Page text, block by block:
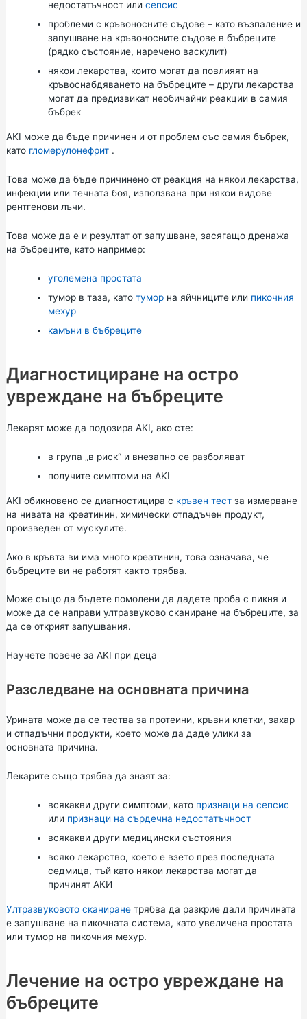
недостатъчност или сепсис
проблеми с кръвоносните съдове – като възпаление и
запушване на кръвоносните съдове в бъбреците
(рядко състояние, наречено васкулит)
някои лекарства, които могат да повлияят на
кръвоснабдяването на бъбреците – други лекарства
могат да предизвикат необичайни реакции в самия
бъбрек
AKI може да бъде причинен и от проблем със самия бъбрек,
като гломерулонефрит.
Това може да бъде причинено от реакция на някои лекарства,
инфекции или течната боя, използвана при някои видове
рентгенови лъчи.
Това може да е и резултат от запушване, засягащо дренажа
на бъбреците, като например:
уголемена простата
тумор в таза, като туморна яйчниците или пикочния
мехур
камъни в бъбреците
Диагностициране на остро
увреждане на бъбреците
Лекарят може да подозира AKI, ако сте:
в група „в риск“ и внезапно се разболяват
получите симптоми на AKI
AKI обикновено се диагностицира с кръвен тестза измерване
на нивата на креатинин, химически отпадъчен продукт,
произведен от мускулите.
Ако в кръвта ви има много креатинин, това означава, че
бъбреците ви не работят както трябва.
Може също да бъдете помолени да дадете проба с пикня и
може да се направи ултразвуково сканиране на бъбреците, за
да се открият запушвания.
Научете повече за AKI при деца
Разследване на основната причина
Урината може да се тества за протеини, кръвни клетки, захар
и отпадъчни продукти, което може да даде улики за
основната причина.
Лекарите също трябва да знаят за:
всякакви други симптоми, като признаци на сепсис
или признаци на сърдечна недостатъчност
всякакви други медицински състояния
всяко лекарство, което е взето през последната
седмица, тъй като някои лекарства могат да
причинят АКИ
Ултразвуковото сканиранетрябва да разкрие дали причината
е запушване на пикочната система, като увеличена простата
или тумор на пикочния мехур.
Лечение на остро увреждане на
бъбреците